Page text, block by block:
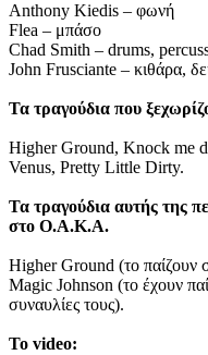
Anthony Kiedis – φωνή
Flea – μπάσο
Chad Smith – drums,
John Frusciante – κιθάρα,
Τα τραγούδια που
Higher Ground, Knock me
Venus, Pretty Little Dirty.
Τα τραγούδια αυτής της
στο Ο.Α.Κ.Α.
Higher Ground (το παίζουν
Magic Johnson (το έχουν
συναυλίες τους).
To video: